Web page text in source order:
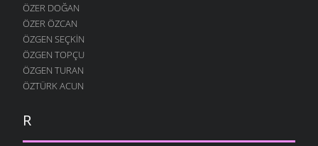
ÖZER DOĞAN
ÖZER ÖZCAN
ÖZGEN SEÇKIN
ÖZGEN TOPÇU
ÖZGEN TURAN
ÖZTÜRK ACUN
R